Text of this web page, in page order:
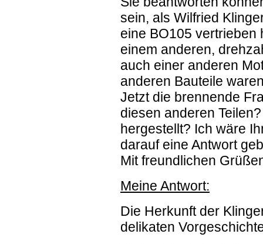
sein, als Wilfried
eine BO105 vertrieben
einem anderen,
auch einer anderen
anderen Bauteile
Jetzt die brennende
diesen anderen
hergestellt? Ich wäre
darauf eine Antwort
Mit freundlichen
Meine Antwort:
Die Herkunft der
delikaten